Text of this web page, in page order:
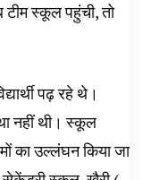
टीम स्कूल पहुंची, तो
पढ़ रहे थे।
नहीं थी। स्कूल
का उल्लंघन किया जा